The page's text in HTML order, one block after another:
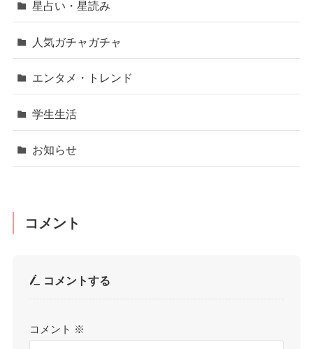
星占い・星読み
人気ガチャガチャ
エンタメ・トレンド
学生生活
お知らせ
コメント
コメントする
コメント ※